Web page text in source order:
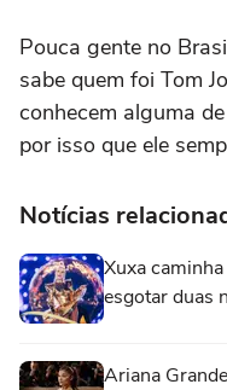
Pouca gente no
sabe quem foi Tom
conhecem alguma
por isso que ele
Notícias
Xuxa
esgotar duas
Ariana